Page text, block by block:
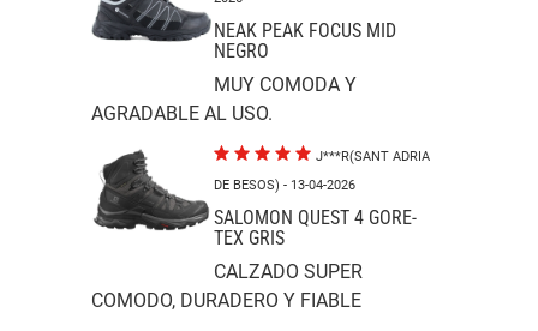
NEAK PEAK FOCUS MID
NEGRO
MUY COMODA Y
AGRADABLE AL USO.
J***R(SANT ADRIA
DE BESOS) - 13-04-2026
SALOMON QUEST 4 GORE-
TEX GRIS
CALZADO SUPER
COMODO, DURADERO Y FIABLE